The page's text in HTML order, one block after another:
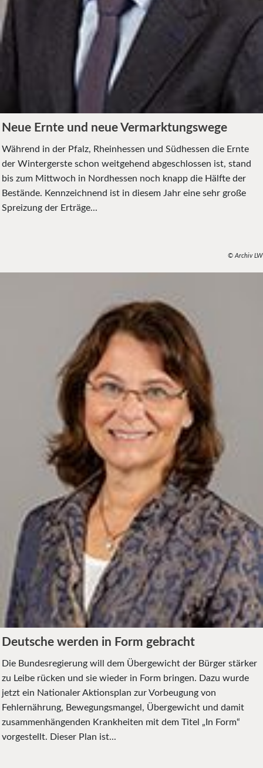
Neue Ernte und neue Vermarktungswege
Während in der Pfalz, Rhein­hessen und Südhessen die Ernte
der Wintergerste schon weitgehend abgeschlossen ist, stand
bis zum Mittwoch in Nordhessen noch knapp die Hälfte der
Bestände. Kennzeichnend ist in diesem Jahr eine sehr große
Spreizung der Erträge...
© Archiv LW
Deutsche werden in Form gebracht
Die Bundesregierung will dem Übergewicht der Bürger stärker
zu Leibe rücken und sie wieder in Form bringen. Dazu wurde
jetzt ein Nationaler Aktionsplan zur Vorbeugung von
Fehlernährung, Bewegungsmangel, Übergewicht und damit
zusammenhängenden Krankheiten mit dem Titel „In Form“
vorgestellt. Dieser Plan ist...